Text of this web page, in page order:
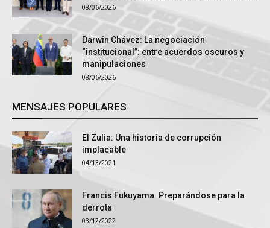
08/06/2026
Darwin Chávez: La negociación
“institucional”: entre acuerdos oscuros y
manipulaciones
08/06/2026
MENSAJES POPULARES
El Zulia: Una historia de corrupción
implacable
04/13/2021
Francis Fukuyama: Preparándose para la
derrota
03/12/2022